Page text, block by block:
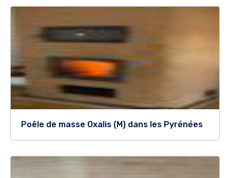
Poêle de masse Oxalis (M) dans les Pyrénées